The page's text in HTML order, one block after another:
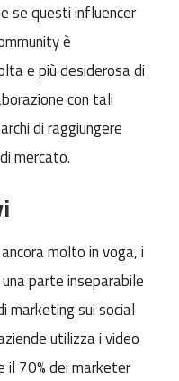
se questi influencer
è
e più desiderosa di
con tali
di raggiungere
mercato.
molto in voga, i
parte inseparabile
marketing sui social
utilizza i video
il 70% dei marketer